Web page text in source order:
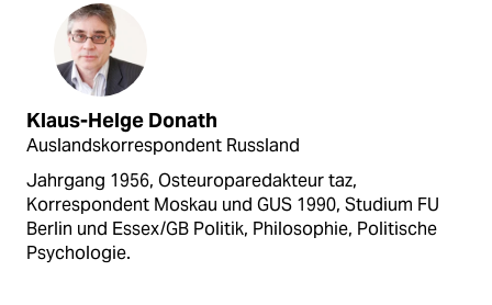
Klaus-Helge Donath
Auslandskorrespondent Russland
Jahrgang 1956, Osteuroparedakteur taz,
Korrespondent Moskau und GUS 1990, Studium FU
Berlin und Essex/GB Politik, Philosophie, Politische
Psychologie.